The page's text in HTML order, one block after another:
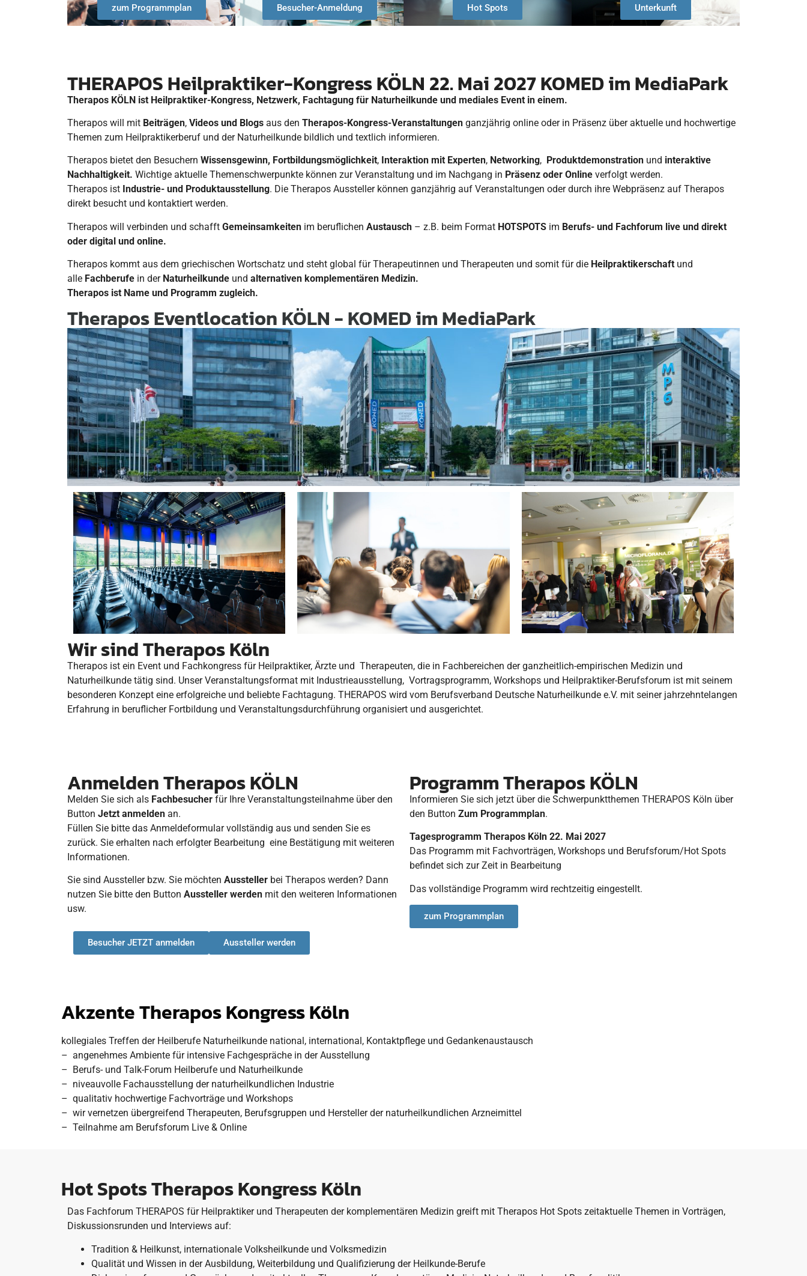
zum Programmplan Besucher-Anmeldung Hot Spots Unterkunft
THERAPOS Heilpraktiker-Kongress KÖLN 22. Mai 2027 KOMED im MediaPark
Therapos KÖLN ist Heilpraktiker-Kongress, Netzwerk, Fachtagung für Naturheilkunde und mediales Event in einem.
Therapos will mit Beiträgen, Videos und Blogs aus den Therapos-Kongress-Veranstaltungen ganzjährig online oder in Präsenz über aktuelle und hochwertige
Themen zum Heilpraktikerberuf und der Naturheilkunde bildlich und textlich informieren.
Therapos bietet den Besuchern Wissensgewinn, Fortbildungsmöglichkeit, Interaktion mit Experten, Networking, Produktdemonstration und interaktive
Nachhaltigkeit. Wichtige aktuelle Themenschwerpunkte können zur Veranstaltung und im Nachgang in Präsenz oder Online verfolgt werden.
Therapos ist Industrie- und Produktausstellung. Die Therapos Aussteller können ganzjährig auf Veranstaltungen oder durch ihre Webpräsenz auf Therapos
direkt besucht und kontaktiert werden.
Therapos will verbinden und schafft Gemeinsamkeiten im beruflichen Austausch – z.B. beim Format HOTSPOTS im Berufs- und Fachforum live und direkt
oder digital und online.
Therapos kommt aus dem griechischen Wortschatz und steht global für Therapeutinnen und Therapeuten und somit für die Heilpraktikerschaft und
alle Fachberufe in der Naturheilkunde und alternativen komplementären Medizin.
Therapos ist Name und Programm zugleich.
Therapos Eventlocation KÖLN - KOMED im MediaPark
Wir sind Therapos Köln
Therapos ist ein Event und Fachkongress für Heilpraktiker, Ärzte und Therapeuten, die in Fachbereichen der ganzheitlich-empirischen Medizin und
Naturheilkunde tätig sind. Unser Veranstaltungsformat mit Industrieausstellung, Vortragsprogramm, Workshops und Heilpraktiker-Berufsforum ist mit seinem
besonderen Konzept eine erfolgreiche und beliebte Fachtagung. THERAPOS wird vom Berufsverband Deutsche Naturheilkunde e.V. mit seiner jahrzehntelangen
Erfahrung in beruflicher Fortbildung und Veranstaltungsdurchführung organisiert und ausgerichtet.
Anmelden Therapos KÖLN
Melden Sie sich als Fachbesucher für Ihre Veranstaltungsteilnahme über den
Button Jetzt anmelden an.
Füllen Sie bitte das Anmeldeformular vollständig aus und senden Sie es
zurück. Sie erhalten nach erfolgter Bearbeitung eine Bestätigung mit weiteren
Informationen.
Sie sind Aussteller bzw. Sie möchten Aussteller bei Therapos werden? Dann
nutzen Sie bitte den Button Aussteller werden mit den weiteren Informationen
usw.
Besucher JETZT anmelden Aussteller werden
Programm Therapos KÖLN
Informieren Sie sich jetzt über die Schwerpunktthemen THERAPOS Köln über
den Button Zum Programmplan.
Tagesprogramm Therapos Köln 22. Mai 2027
Das Programm mit Fachvorträgen, Workshops und Berufsforum/Hot Spots
befindet sich zur Zeit in Bearbeitung
Das vollständige Programm wird rechtzeitig eingestellt.
zum Programmplan
Akzente Therapos Kongress Köln
kollegiales Treffen der Heilberufe Naturheilkunde national, international, Kontaktpflege und Gedankenaustausch
– angenehmes Ambiente für intensive Fachgespräche in der Ausstellung
– Berufs- und Talk-Forum Heilberufe und Naturheilkunde
– niveauvolle Fachausstellung der naturheilkundlichen Industrie
– qualitativ hochwertige Fachvorträge und Workshops
– wir vernetzen übergreifend Therapeuten, Berufsgruppen und Hersteller der naturheilkundlichen Arzneimittel
– Teilnahme am Berufsforum Live & Online
Hot Spots Therapos Kongress Köln
Das Fachforum THERAPOS für Heilpraktiker und Therapeuten der komplementären Medizin greift mit Therapos Hot Spots zeitaktuelle Themen in Vorträgen,
Diskussionsrunden und Interviews auf:
Tradition & Heilkunst, internationale Volksheilkunde und Volksmedizin
Qualität und Wissen in der Ausbildung, Weiterbildung und Qualifizierung der Heilkunde-Berufe